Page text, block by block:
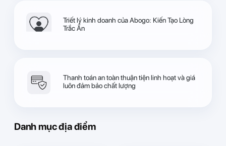
Triết lý kinh doanh của Abogo: Kiến Tạo Lòng
Trắc Ẩn
Thanh toán an toàn thuận tiện linh hoạt và giá
luôn đảm bảo chất lượng
Danh mục địa điểm